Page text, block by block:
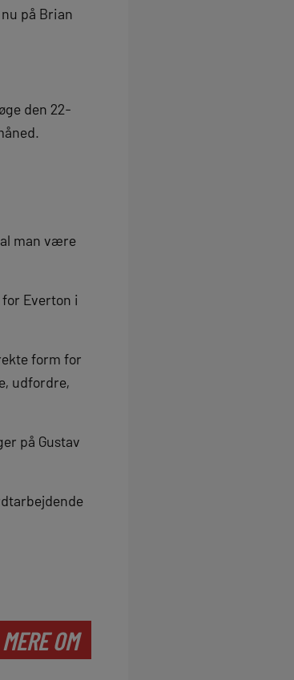
på Brian
den 22-
man være
Everton i
form for
udfordre,
på Gustav
MERE OM